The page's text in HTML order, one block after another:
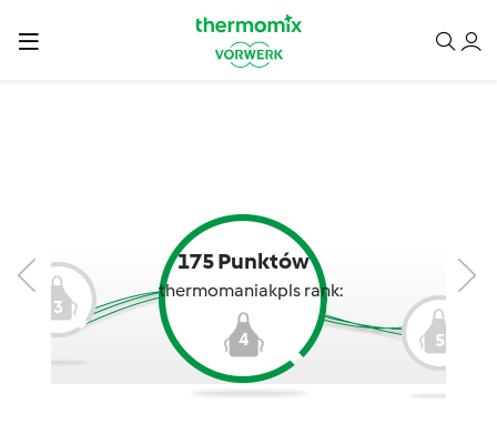
3
175 Punktów
thermomaniakpls rank:
4 5